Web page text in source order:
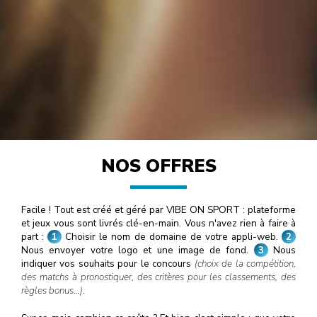
NOS OFFRES
Facile ! Tout est créé et géré par VIBE ON SPORT : plateforme
et jeux vous sont livrés clé-en-main. Vous n'avez rien à faire à
part : 1 Choisir le nom de domaine de votre appli-web. 2
Nous envoyer votre logo et une image de fond.
3 Nous
indiquer vos souhaits pour le concours (choix de la compétition,
des matchs à pronostiquer, des critères pour les classements, des
règles bonus…).